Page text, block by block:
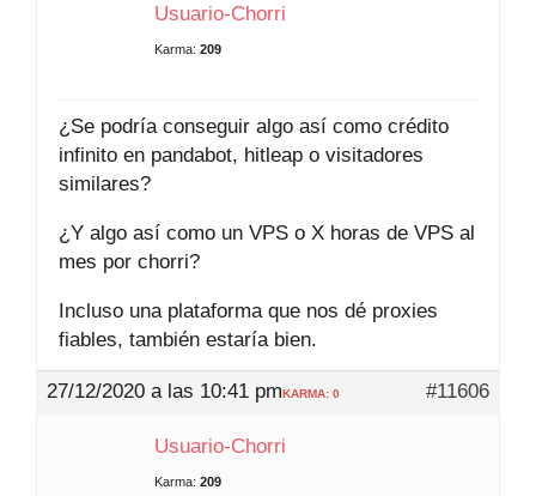
Usuario-Chorri
Karma: 209
¿Se podría conseguir algo así como crédito
infinito en pandabot, hitleap o visitadores
similares?
¿Y algo así como un VPS o X horas de VPS al
mes por chorri?
Incluso una plataforma que nos dé proxies
fiables, también estaría bien.
27/12/2020 a las 10:41 pm #11606
KARMA: 0
Usuario-Chorri
Karma: 209